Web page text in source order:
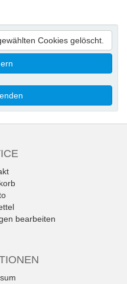
Cookies gelöscht.
bearbeiten